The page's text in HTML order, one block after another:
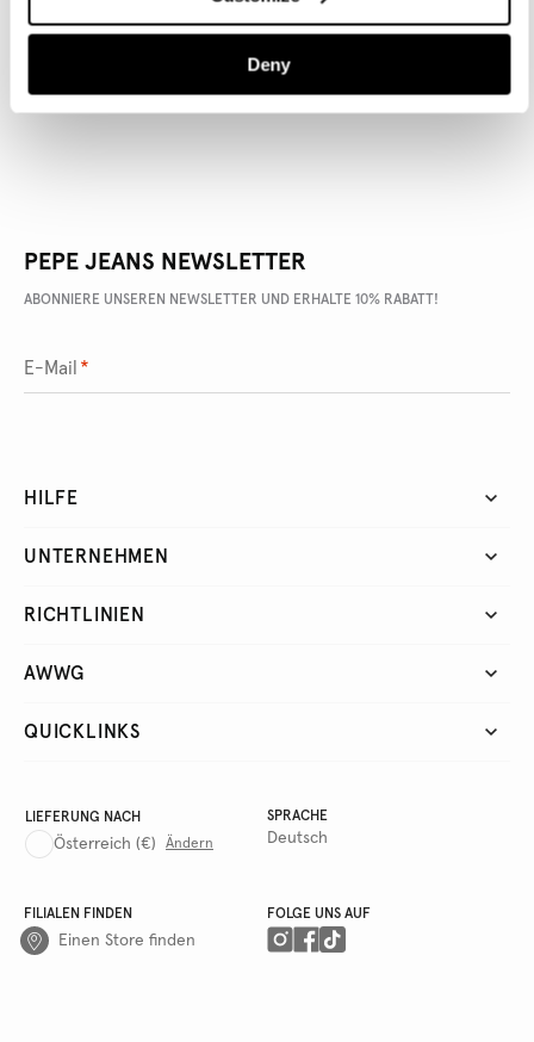
Deny
PEPE JEANS NEWSLETTER
ABONNIERE UNSEREN NEWSLETTER UND ERHALTE 10% RABATT!
E-Mail *
HILFE
UNTERNEHMEN
RICHTLINIEN
AWWG
QUICKLINKS
LIEFERUNG NACH
Österreich (€) Ändern
SPRACHE
Deutsch
FILIALEN FINDEN
Einen Store finden
FOLGE UNS AUF